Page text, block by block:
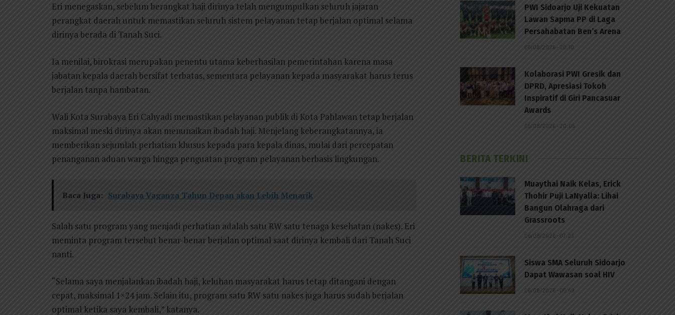
Eri menegaskan, sebelum berangkat haji dirinya telah mengumpulkan seluruh jajaran
perangkat daerah untuk memastikan seluruh sistem pelayanan tetap berjalan optimal selama
dirinya berada di Tanah Suci.
Ia menilai, birokrasi merupakan penentu utama keberhasilan pemerintahan karena masa
jabatan kepala daerah bersifat terbatas, sementara pelayanan kepada masyarakat harus terus
berjalan tanpa hambatan.
Wali Kota Surabaya Eri Cahyadi memastikan pelayanan publik di Kota Pahlawan tetap berjalan
maksimal meski dirinya akan menunaikan ibadah haji. Menjelang keberangkatannya, ia
memberikan sejumlah perhatian khusus kepada para kepala dinas, mulai dari percepatan
penanganan aduan warga hingga penguatan program pelayanan berbasis lingkungan.
Baca Juga: Surabaya Vaganza Tahun Depan akan Lebih Menarik
Salah satu program yang menjadi perhatian adalah satu RW satu tenaga kesehatan (nakes). Eri
meminta program tersebut benar-benar berjalan optimal saat dirinya kembali dari Tanah Suci
nanti.
“Selama saya menjalankan ibadah haji, keluhan masyarakat harus tetap ditangani dengan
cepat, maksimal 1×24 jam. Selain itu, program satu RW satu nakes juga harus sudah berjalan
optimal ketika saya kembali,” katanya.
PWI Sidoarjo Uji Kekuatan
Lawan Sapma PP di Laga
Persahabatan Ben’s Arena
05/08/2026 - 20:10
Kolaborasi PWI Gresik dan
DPRD, Apresiasi Tokoh
Inspiratif di Giri Pancasuar
Awards
05/08/2026 - 20:05
BERITA TERKINI
Muaythai Naik Kelas, Erick
Thohir Puji LaNyalla: Lihai
Bangun Olahraga dari
Grassroots
06/08/2026 - 07:23
Siswa SMA Seluruh Sidoarjo
Dapat Wawasan soal HIV
06/08/2026 - 05:49